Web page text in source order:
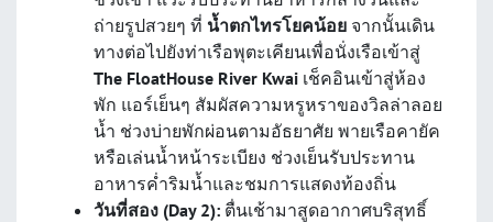
ถ่ายรูปสวยๆ ที่ น้ำตกไทรโยคน้อย จากนั้นเดิน
ทางต่อไปยังท่าเรือพุตะเคียนเพื่อนั่งเรือเข้าสู่
The FloatHouse River Kwai เช็คอินเข้าสู่ห้อง
พัก แอร์เย็นๆ สัมผัสความหรูหราของวิลล่าลอย
น้ำ ช่วงบ่ายพักผ่อนตามอัธยาศัย พายเรือคายัค
หรือเล่นน้ำหน้าระเบียง ช่วงเย็นรับประทาน
อาหารค่ำริมน้ำและชมการแสดงท้องถิ่น
วันที่สอง (Day 2): ตื่นเช้ามาสูดอากาศบริสุทธิ์